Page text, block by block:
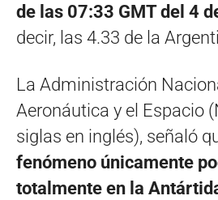
de las 07:33 GMT del 4
decir, las 4.33 de la
La Administración
Aeronáutica y el Espacio
siglas en inglés), señaló
fenómeno únicamente
totalmente en la